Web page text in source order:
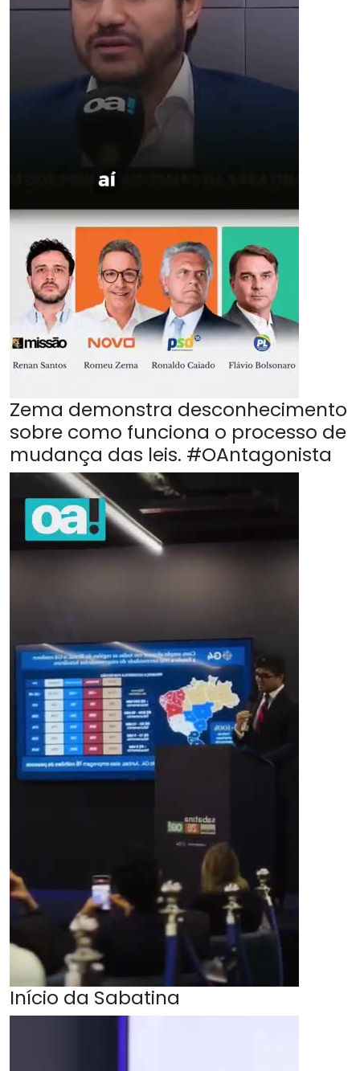
Zema demonstra desconhecimento
sobre como funciona o processo de
mudança das leis. #OAntagonista
Início da Sabatina